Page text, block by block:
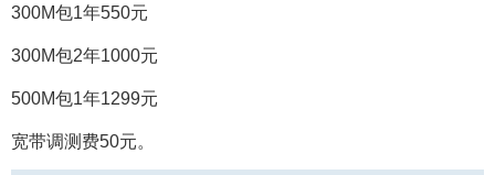
300M包1年550元
300M包2年1000元
500M包1年1299元
宽带调测费50元。